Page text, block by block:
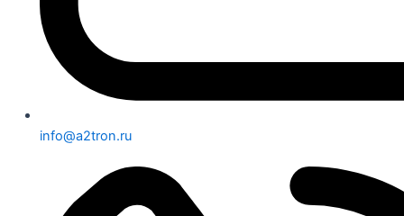
info@a2tron.ru